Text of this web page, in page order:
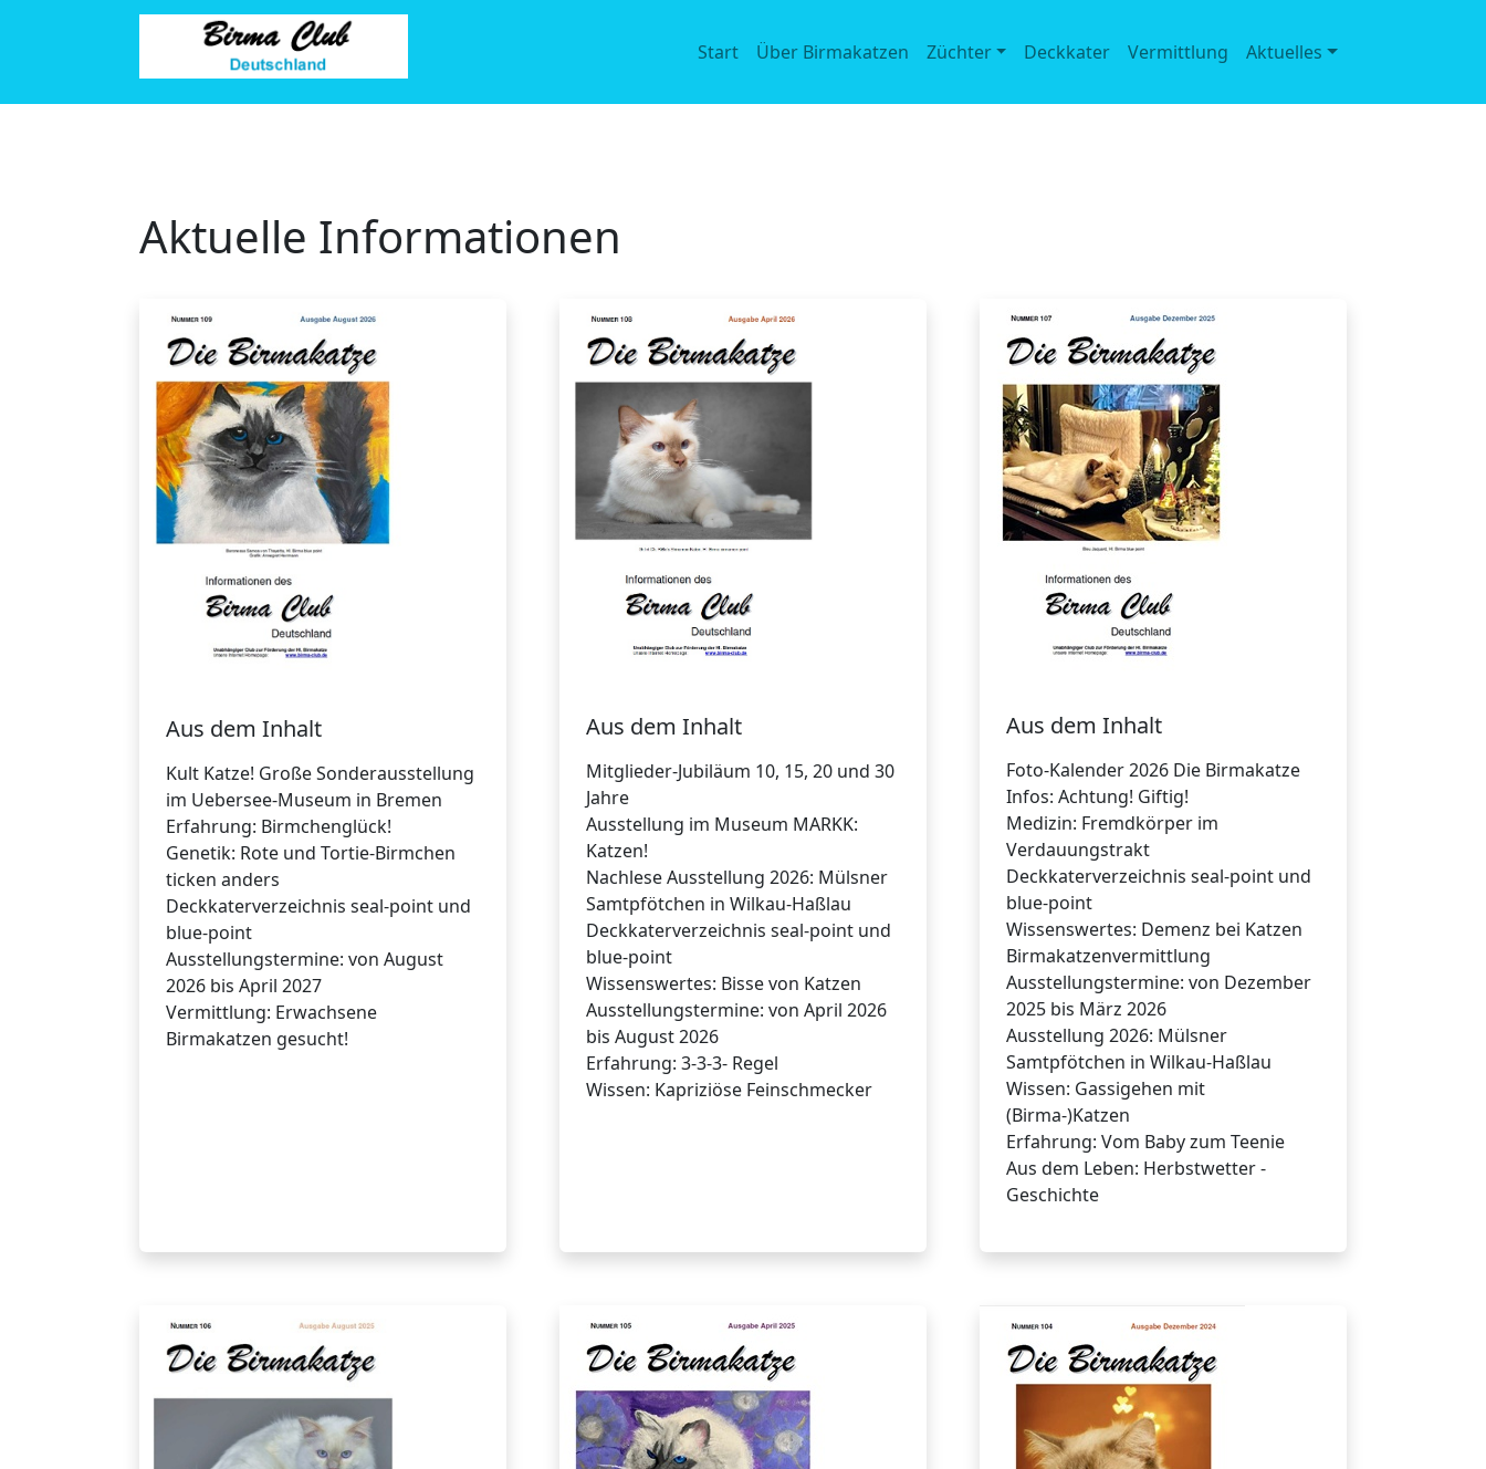
Start Über Birmakatzen Züchter Deckkater Vermittlung Aktuelles
Aktuelle Informationen
Aus dem Inhalt
Kult Katze! Große Sonderausstellung
im Uebersee-Museum in Bremen
Erfahrung: Birmchenglück!
Genetik: Rote und Tortie-Birmchen
ticken anders
Deckkaterverzeichnis seal-point und
blue-point
Ausstellungstermine: von August
2026 bis April 2027
Vermittlung: Erwachsene
Birmakatzen gesucht!
Aus dem Inhalt
Mitglieder-Jubiläum 10, 15, 20 und 30
Jahre
Ausstellung im Museum MARKK:
Katzen!
Nachlese Ausstellung 2026: Mülsner
Samtpfötchen in Wilkau-Haßlau
Deckkaterverzeichnis seal-point und
blue-point
Wissenswertes: Bisse von Katzen
Ausstellungstermine: von April 2026
bis August 2026
Erfahrung: 3-3-3- Regel
Wissen: Kapriziöse Feinschmecker
Aus dem Inhalt
Foto-Kalender 2026 Die Birmakatze
Infos: Achtung! Giftig!
Medizin: Fremdkörper im
Verdauungstrakt
Deckkaterverzeichnis seal-point und
blue-point
Wissenswertes: Demenz bei Katzen
Birmakatzenvermittlung
Ausstellungstermine: von Dezember
2025 bis März 2026
Ausstellung 2026: Mülsner
Samtpfötchen in Wilkau-Haßlau
Wissen: Gassigehen mit
(Birma-)Katzen
Erfahrung: Vom Baby zum Teenie
Aus dem Leben: Herbstwetter -
Geschichte